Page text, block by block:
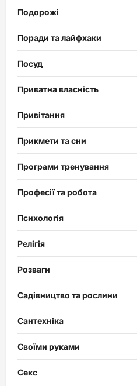
Подорожі
Поради та лайфхаки
Посуд
Приватна власність
Привітання
Прикмети та сни
Програми тренування
Професії та робота
Психологія
Релігія
Розваги
Садівництво та рослини
Сантехніка
Своїми руками
Секс